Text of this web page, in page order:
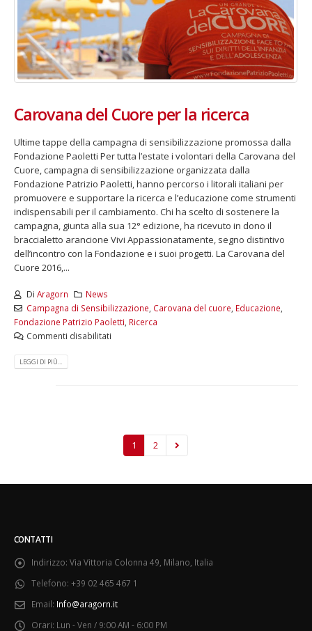
Carovana del Cuore per la ricerca
Ultime tappe della campagna di sensibilizzazione promossa dalla
Fondazione Paoletti Per tutta l’estate i volontari della Carovana del
Cuore, campagna di sensibilizzazione organizzata dalla
Fondazione Patrizio Paoletti, hanno percorso i litorali italiani per
promuovere e supportare la ricerca e l’educazione come strumenti
indispensabili per il cambiamento. Chi ha scelto di sostenere la
campagna, giunta alla sua 12° edizione, ha ricevuto in dono il
braccialetto arancione Vivi Appassionatamente, segno distintivo
dell’incontro con la Fondazione e i suoi progetti. La Carovana del
Cuore 2016,...
Di Aragorn
News
Campagna di Sensibilizzazione, Carovana del cuore, Educazione,
Fondazione Patrizio Paoletti, Ricerca
Commenti disabilitati
LEGGI DI PIÙ...
1 2
CONTATTI
Indirizzo: Via Vittoria Colonna 49, Milano, Italia
Telefono: +39 02 465 467 1
Email: Info@aragorn.it
Orari: Lun - Ven / 9:00 AM - 6:00 PM